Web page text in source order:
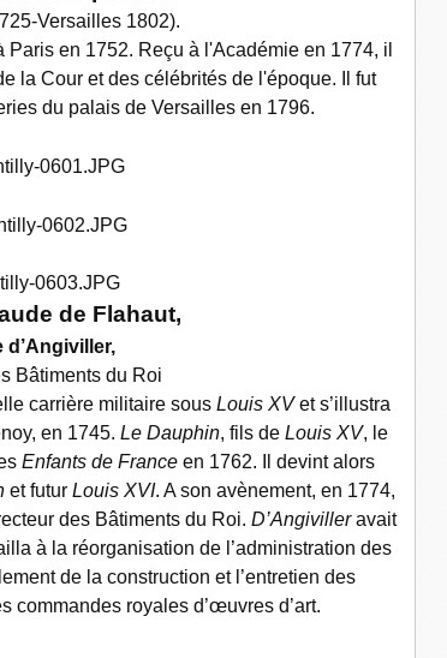
-Versailles 1802).
en 1752. Reçu à l'Académie en 1774, il
la Cour et des célébrités de l'époque. Il fut
du palais de Versailles en 1796.
de Flahaut,
d’Angiviller,
Bâtiments du Roi
carrière militaire sous Louis XVet s’illustra
en 1745. Le Dauphin, fils de Louis XV, le
Enfants de France en 1762. Il devint alors
et futur Louis XVI. A son avènement, en 1774,
des Bâtiments du Roi. D’Angivilleravait
à la réorganisation de l’administration des
de la construction et l’entretien des
commandes royales d’œuvres d’art.